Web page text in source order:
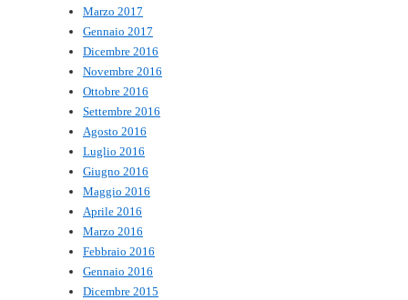
Marzo 2017
Gennaio 2017
Dicembre 2016
Novembre 2016
Ottobre 2016
Settembre 2016
Agosto 2016
Luglio 2016
Giugno 2016
Maggio 2016
Aprile 2016
Marzo 2016
Febbraio 2016
Gennaio 2016
Dicembre 2015